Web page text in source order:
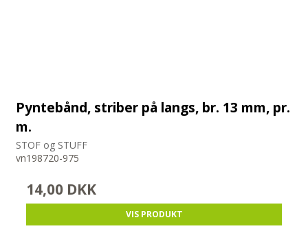
Pyntebånd, striber på langs, br. 13 mm, pr.
m.
STOF og STUFF
vn198720-975
14,00 DKK
VIS PRODUKT